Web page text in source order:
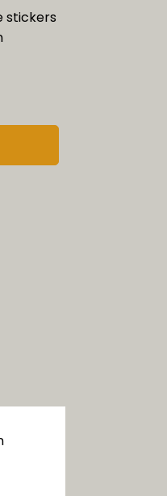
stickers